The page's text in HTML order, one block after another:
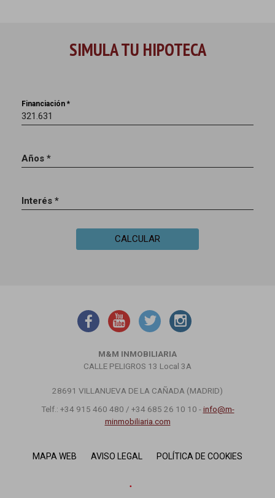
SIMULA TU HIPOTECA
Financiación *
Años *
Interés *
CALCULAR
M&M INMOBILIARIA
CALLE PELIGROS 13 Local 3A
28691 VILLANUEVA DE LA CAÑADA (MADRID)
Telf.: +34 915 460 480 / +34 685 26 10 10 -info@m-
minmobiliaria.com
MAPA WEB AVISO LEGAL POLÍTICA DE COOKIES